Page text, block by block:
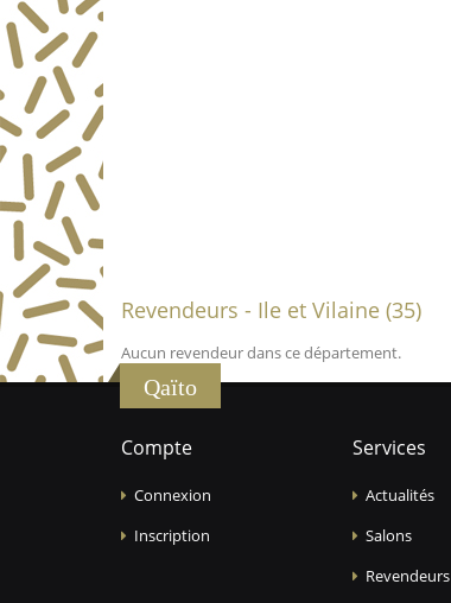
Revendeurs - Ile et Vilaine (35)
Aucun revendeur dans ce département.
Qaïto
Compte
Connexion
Inscription
Services
Actualités
Salons
Revendeurs